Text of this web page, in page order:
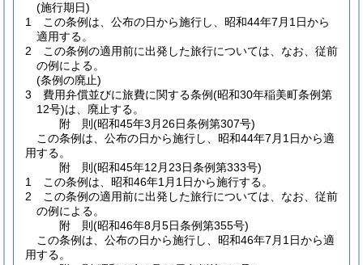
(施行期日)
1
この条例は、公布の日から施行し、昭和44年7月1日から
適用する。
2
この条例の適用前に出発した旅行については、なお、従前
の例による。
(条例の廃止)
3
費用弁償並びに旅費に関する条例(昭和30年稲美町条例第
12号)は、廃止する。
附 則(昭和45年3月26日条例第307号)
この条例は、公布の日から施行し、昭和44年7月1日から適
用する。
附 則(昭和45年12月23日条例第333号)
1
この条例は、昭和46年1月1日から施行する。
2
この条例の適用前に出発した旅行については、なお、従前
の例による。
附 則(昭和46年8月5日条例第355号)
この条例は、公布の日から施行し、昭和46年7月1日から適
用する。